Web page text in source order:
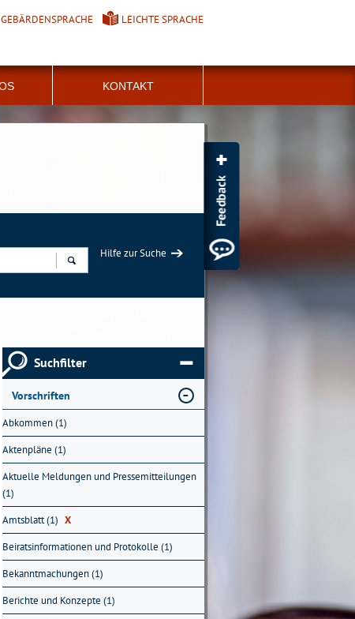
GEBÄRDENSPRACHE LEICHTE SPRACHE
KONTAKT
Hilfe zur Suche
Suchfilter
Vorschriften
Abkommen (1)
Aktenpläne (1)
Aktuelle Meldungen und Pressemitteilungen
(1)
Amtsblatt (1) X
Beiratsinformationen und Protokolle (1)
Bekanntmachungen (1)
Berichte und Konzepte (1)